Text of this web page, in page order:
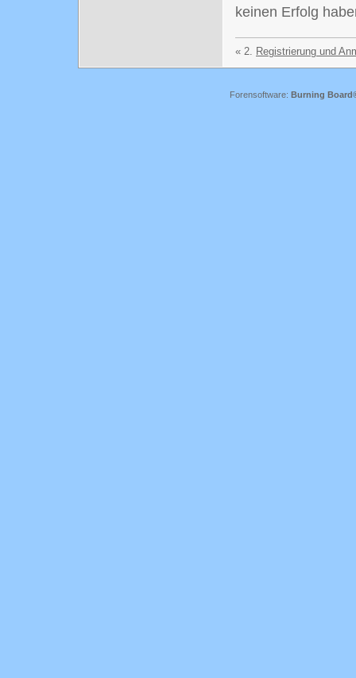
keinen Erfolg
« 2. Registrierung und
Forensoftware: Burning